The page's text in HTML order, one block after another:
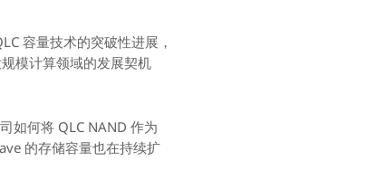
容量技术的突破性进展，
模计算领域的发展契机
如何将 QLC NAND 作为
的存储容量也在持续扩